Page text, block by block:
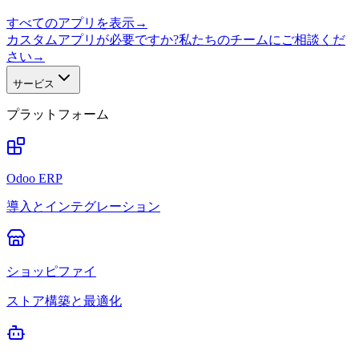
すべてのアプリを表示→
カスタムアプリが必要ですか?私たちのチームにご相談くだ
さい →
サービス
プラットフォーム
Odoo ERP
導入とインテグレーション
ショッピファイ
ストア構築と最適化